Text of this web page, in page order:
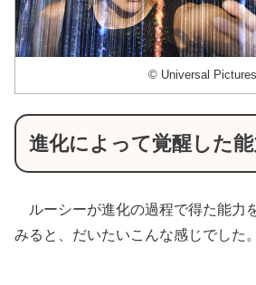
© Universal Pictures
進化によって覚醒した能
ルーシーが進化の過程で得た能力
みると、だいたいこんな感じでした。